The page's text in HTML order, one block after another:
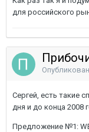
для российского
Сергей, есть такие
дня и до конца 2008
Предложение №1: